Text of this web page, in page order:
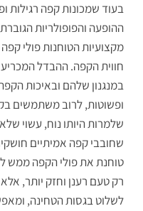
בעוד שמכונות קפה רגילות
ההופעה והפופולריות
מקצועיות הטוחנות פולי
חווית הקפה. ההבדל המכריע
במנגנון שלהם ובאיכות
ופשוטות, לרוב משתמשים
שלמרות היותו נוח, עשוי
שחובבי קפה אמיתיים
טוחנת את פולי הקפה ממש
רק טעם רענן וחזק יותר,
לשלוט בגסות הטחינה,